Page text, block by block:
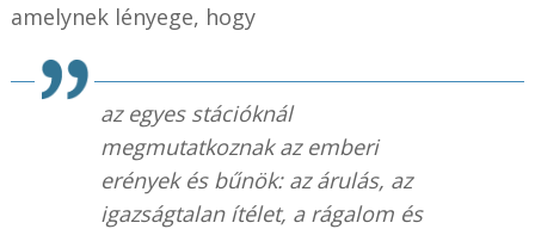
amelynek lényege, hogy
az egyes stációknál
megmutatkoznak az emberi
erények és bűnök: az árulás, az
igazságtalan ítélet, a rágalom és